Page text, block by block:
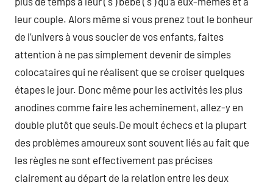
leur couple. Alors même si vous prenez tout le bonheur
de l’univers à vous soucier de vos enfants, faites
attention à ne pas simplement devenir de simples
colocataires qui ne réalisent que se croiser quelques
étapes le jour. Donc même pour les activités les plus
anodines comme faire les acheminement, allez-y en
double plutôt que seuls.De moult échecs et la plupart
des problèmes amoureux sont souvent liés au fait que
les règles ne sont effectivement pas précises
clairement au départ de la relation entre les deux